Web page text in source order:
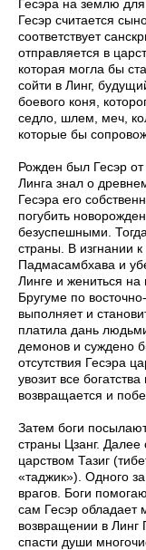
Гесэра на землю
Гесэр считается
соответствует
отправляется в
которая могла бы
сойти в Линг,
боевого коня,
седло, шлем, меч,
которые бы
Рожден был Гесэр
Линга знал о
Гесэра его
погубить
безуспешными.
страны. В изгнании
Падмасамбхава и
Линге и жениться
Бругуме по
выполняет и
платила дань
демонов и суждено
отсутствия Гесэра
увозит все
возвращается и
Затем боги
страны Цзанг. Далее
царством Тазиг
«таджик»). Одного
врагов. Боги
сам Гесэр
возвращении в Линг
спасти души